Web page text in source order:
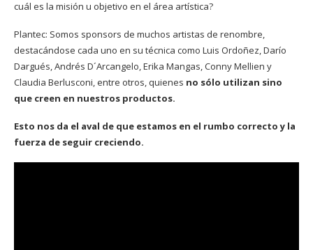
cuál es la misión u objetivo en el área artística?
Plantec: Somos sponsors de muchos artistas de renombre,
destacándose cada uno en su técnica como Luis Ordoñez, Darío
Dargués, Andrés D´Arcangelo, Erika Mangas, Conny Mellien y
Claudia Berlusconi, entre otros, quienes no sólo utilizan sino
que creen en nuestros productos.
Esto nos da el aval de que estamos en el rumbo correcto y la
fuerza de seguir creciendo.